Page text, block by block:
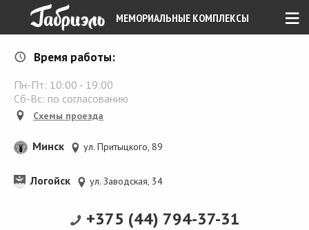
≡
МЕМОРИАЛЬНЫЕ КОМПЛЕКСЫ
Время работы:
Пн-Пт: 10:00 - 19:00
Сб-Вс: по согласованию
Схемы проезда
Минск ул. Притыцкого, 89
Логойск ул. Заводская, 34
+375 (44) 794-37-31